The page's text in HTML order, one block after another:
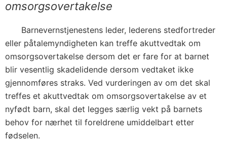
omsorgsovertakelse
Barnevernstjenestens leder, lederens stedfortreder
eller påtalemyndigheten kan treffe akuttvedtak om
omsorgsovertakelse dersom det er fare for at barnet
blir vesentlig skadelidende dersom vedtaket ikke
gjennomføres straks. Ved vurderingen av om det skal
treffes et akuttvedtak om omsorgsovertakelse av et
nyfødt barn, skal det legges særlig vekt på barnets
behov for nærhet til foreldrene umiddelbart etter
fødselen.